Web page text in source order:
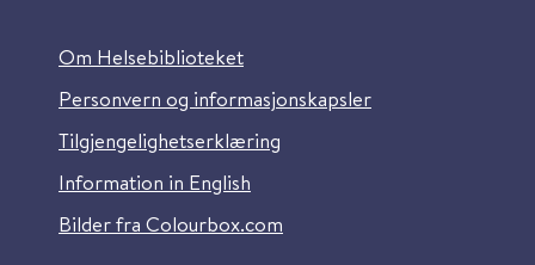
Om Helsebiblioteket
Personvern og informasjonskapsler
Tilgjengelighetserklæring
Information in English
Bilder fra Colourbox.com